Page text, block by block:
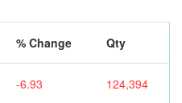
% Change Qty
-6.93 124,394